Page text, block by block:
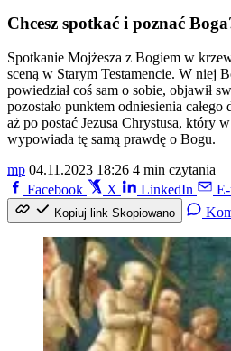
Chcesz spotkać i poznać
Spotkanie Mojżesza z Bogiem w
sceną w Starym Testamencie. W niej
powiedział coś sam o sobie, objawił
pozostało punktem odniesienia
aż po postać Jezusa Chrystusa, który
wypowiada tę samą prawdę o Bogu.
mp 04.11.2023 18:26 4 min czytania
Facebook
X LinkedIn
Kopiuj link Skopiowano